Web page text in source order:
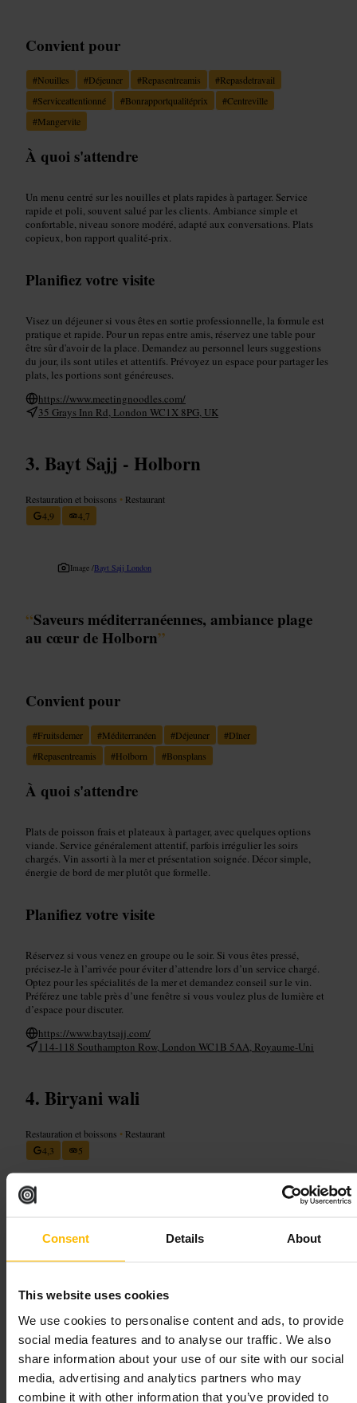
Consent Details About
This website uses cookies
We use cookies to personalise content and ads, to provide
social media features and to analyse our traffic. We also
share information about your use of our site with our social
media, advertising and analytics partners who may
combine it with other information that you’ve provided to
Convient pour
#Nouilles #Déjeuner #Repasentreamis #Repasdetravail
#Serviceattentionné #Bonrapportqualitéprix #Centreville
#Mangervite
À quoi s'attendre
Un menu centré sur les nouilles et plats rapides à partager. Service
rapide et poli, souvent salué par les clients. Ambiance simple et
confortable, niveau sonore modéré, adapté aux conversations. Plats
copieux, bon rapport qualité-prix.
Planifiez votre visite
Visez un déjeuner si vous êtes en sortie professionnelle, la formule est
pratique et rapide. Pour un repas entre amis, réservez une table pour
être sûr d'avoir de la place. Demandez au personnel leurs suggestions
du jour, ils sont utiles et attentifs. Prévoyez un espace pour partager les
plats, les portions sont généreuses.
https://www.meetingnoodles.com/
35 Grays Inn Rd, London WC1X 8PG, UK
Bayt Sajj - Holborn
Restauration et boissons • Restaurant
4,9
4,7
Image /Bayt Sajj London
“Saveurs méditerranéennes, ambiance plage
au cœur de Holborn”
Convient pour
#Fruitsdemer #Méditerranéen #Déjeuner #Dîner
#Repasentreamis #Holborn #Bonsplans
À quoi s'attendre
Plats de poisson frais et plateaux à partager, avec quelques options
viande. Service généralement attentif, parfois irrégulier les soirs
chargés. Vin assorti à la mer et présentation soignée. Décor simple,
énergie de bord de mer plutôt que formelle.
Planifiez votre visite
Réservez si vous venez en groupe ou le soir. Si vous êtes pressé,
précisez-le à l’arrivée pour éviter d’attendre lors d’un service chargé.
Optez pour les spécialités de la mer et demandez conseil sur le vin.
Préférez une table près d’une fenêtre si vous voulez plus de lumière et
d’espace pour discuter.
https://www.baytsajj.com/
114-118 Southampton Row, London WC1B 5AA, Royaume-Uni
Biryani wali
Restauration et boissons • Restaurant
4,3
5
Convient pour
Repaspartagé